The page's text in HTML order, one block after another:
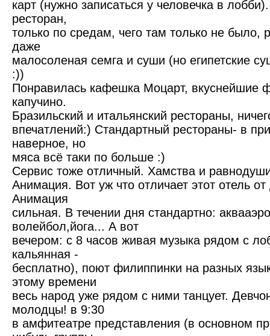
карт (нужно записаться у человечка в
ресторан,
только по средам, чего там только не было,
даже
малосоленая семга и суши (но египетские
:))
Понравилась кафешка Моцарт, вкуснейшие
капучино.
Бразильский и итальянский рестораны,
впечатлений:) Стандартный рестораны- в
наверное, но
мяса всё таки по больше :)
Сервис тоже отличный. Хамства и
Анимация. Вот уж что отличает этот отель от
Анимация
сильная. В течении дня стандартно:
волейбол,йога... А вот
вечером: с 8 часов живая музыка рядом с
кальянная -
бесплатно), поют филиппинки на разных
этому времени
весь народ уже рядом с ними танцует.
молодцы! в 9:30
в амфитеатре представления (в основном